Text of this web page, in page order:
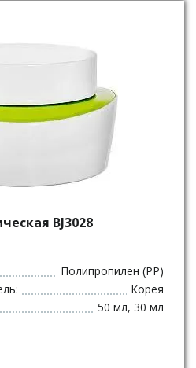
BJ3028
Полипропилен (PP)
Корея
50 мл, 30 мл